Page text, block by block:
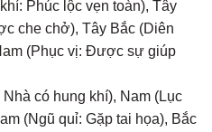
Phúc lộc vẹn toàn), Tây
che chở), Tây Bắc (Diên
(Phục vị: Được sự giúp
có hung khí), Nam (Lục
(Ngũ quỉ: Gặp tai họa), Bắc